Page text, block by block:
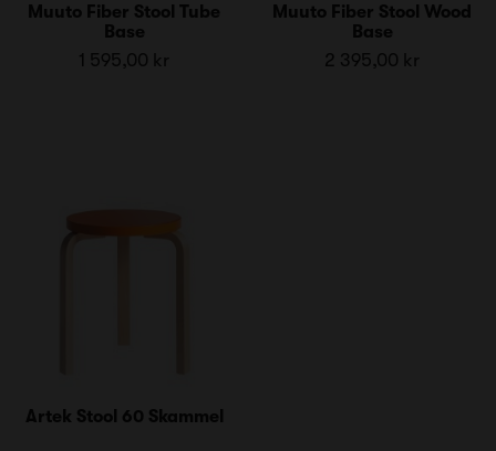
Muuto Fiber Stool Tube
Base
1 595,00 kr
Muuto Fiber Stool Wood
Base
2 395,00 kr
Artek Stool 60 Skammel